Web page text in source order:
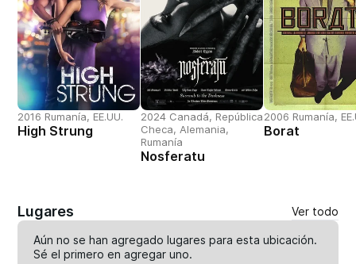
2016 Rumanía, EE.UU.
High Strung
2024 Canadá, República
Checa, Alemania,
Rumanía
Nosferatu
2006 Rumanía,
Borat
Lugares Ver todo
Aún no se han agregado lugares para esta ubicación.
Sé el primero enagregar uno.